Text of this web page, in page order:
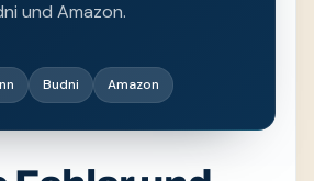
und Amazon.
Budni Amazon